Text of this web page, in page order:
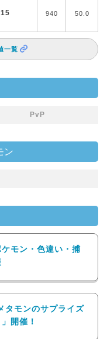
940 50.0
一覧
PvP
ン
モン・色違い・捕
タモンのサプライズ
開催！